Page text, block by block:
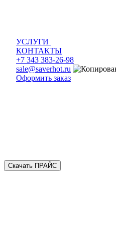
УСЛУГИ
КОНТАКТЫ
+7 343 383-26-98
sale@saverhot.ru
Оформить заказ
Скачать ПРАЙС